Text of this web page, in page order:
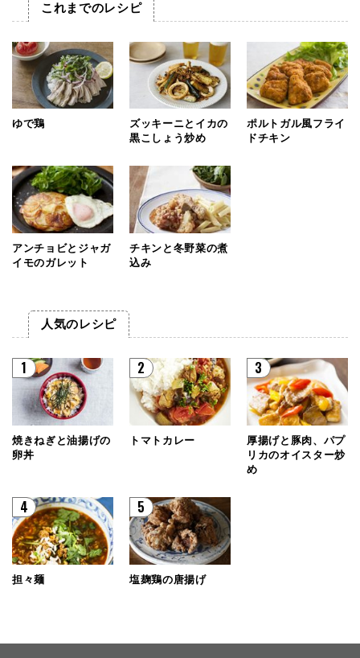
これまでのレシピ
ゆで鶏
ズッキーニとイカの
黒こしょう炒め
ポルトガル風フライ
ドチキン
アンチョビとジャガ
イモのガレット
チキンと冬野菜の煮
込み
人気のレシピ
1
焼きねぎと油揚げの
卵丼
2
トマトカレー
3
厚揚げと豚肉、パプ
リカのオイスター炒
め
4
担々麺
5
塩麹鶏の唐揚げ